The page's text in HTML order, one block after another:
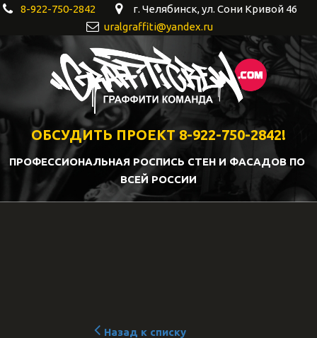
8-922-750-2842 г. Челябинск,ул. Сони Кривой 46
uralgraffiti@yandex.ru
ОБСУДИТЬ ПРОЕКТ 8-922-750-2842!
ПРОФЕССИОНАЛЬНАЯ РОСПИСЬ СТЕН И ФАСАДОВ ПО
ВСЕЙ РОССИИ
Назад к списку